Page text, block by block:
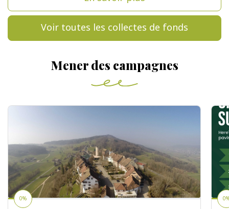
Voir toutes les collectes de fonds
Mener des campagnes
0%